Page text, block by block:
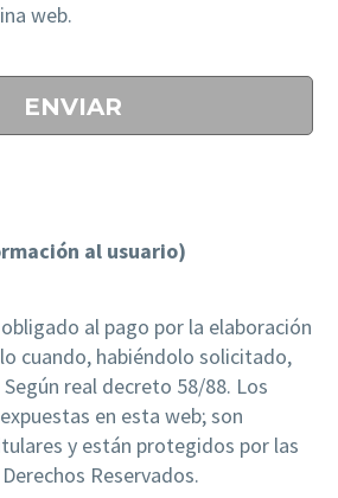
web.
al usuario)
al pago por la elaboración
cuando, habiéndolo solicitado,
real decreto 58/88. Los
en esta web; son
y están protegidos por las
Reservados.